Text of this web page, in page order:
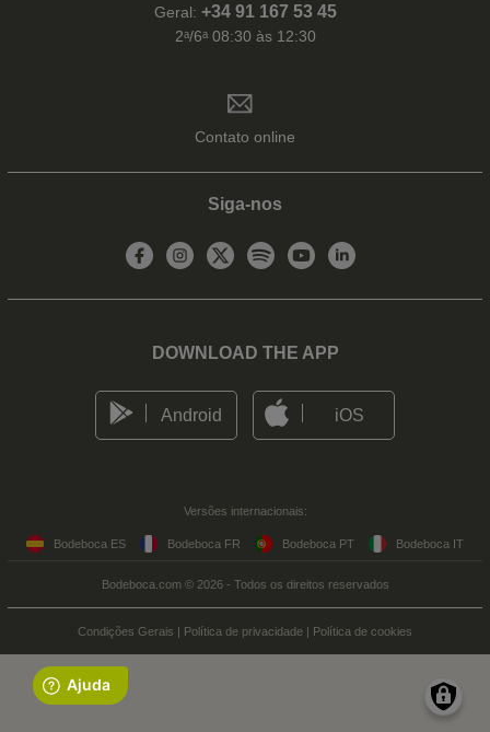
Geral: +34 91 167 53 45
2ᵃ/6ᵃ 08:30 às 12:30
Contato online
Siga-nos
DOWNLOAD THE APP
Android iOS
Versões internacionais:
Bodeboca ES Bodeboca FR Bodeboca PT Bodeboca IT
Bodeboca.com © 2026 - Todos os direitos reservados
Condições Gerais | Política de privacidade | Política de cookies